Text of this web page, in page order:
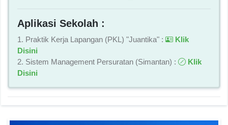
Aplikasi Sekolah :
1. Praktik Kerja Lapangan (PKL) "Juantika" :
Klik
Disini
2. Sistem Management Persuratan (Simantan) :
Klik
Disini